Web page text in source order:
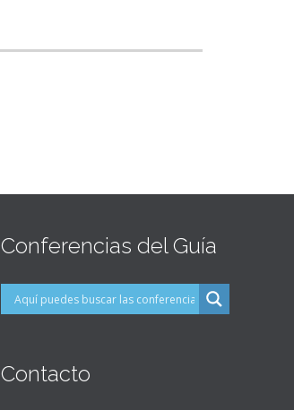
Conferencias del Guía
Contacto